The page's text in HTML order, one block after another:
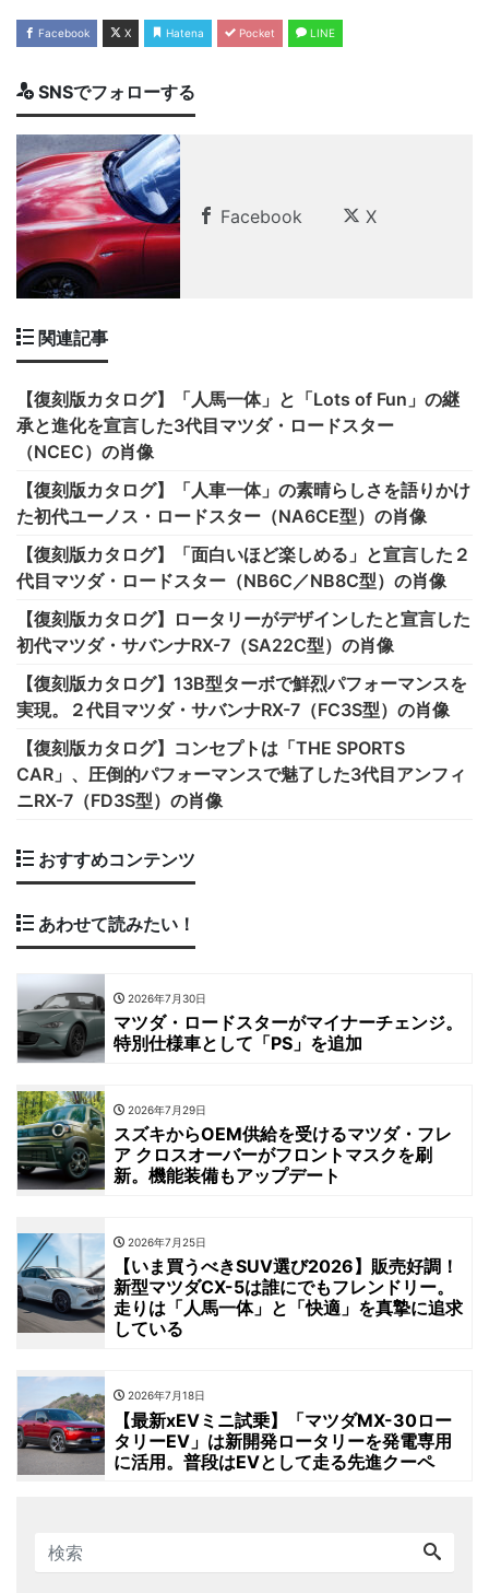
Facebook X Hatena Pocket LINE
SNSでフォローする
Facebook X
関連記事
【復刻版カタログ】「人馬一体」と「Lots of Fun」の継
承と進化を宣言した3代目マツダ・ロードスター
（NCEC）の肖像
【復刻版カタログ】「人車一体」の素晴らしさを語りかけ
た初代ユーノス・ロードスター（NA6CE型）の肖像
【復刻版カタログ】「面白いほど楽しめる」と宣言した２
代目マツダ・ロードスター（NB6C／NB8C型）の肖像
【復刻版カタログ】ロータリーがデザインしたと宣言した
初代マツダ・サバンナRX-7（SA22C型）の肖像
【復刻版カタログ】13B型ターボで鮮烈パフォーマンスを
実現。２代目マツダ・サバンナRX-7（FC3S型）の肖像
【復刻版カタログ】コンセプトは「THE SPORTS
CAR」、圧倒的パフォーマンスで魅了した3代目アンフィ
ニRX-7（FD3S型）の肖像
おすすめコンテンツ
あわせて読みたい！
2026年7月30日
マツダ・ロードスターがマイナーチェンジ。
特別仕様車として「PS」を追加
2026年7月29日
スズキからOEM供給を受けるマツダ・フレ
ア クロスオーバーがフロントマスクを刷
新。機能装備もアップデート
2026年7月25日
【いま買うべきSUV選び2026】販売好調！
新型マツダCX-5は誰にでもフレンドリー。
走りは「人馬一体」と「快適」を真摯に追求
している
2026年7月18日
【最新xEVミニ試乗】「マツダMX-30ロー
タリーEV」は新開発ロータリーを発電専用
に活用。普段はEVとして走る先進クーペ